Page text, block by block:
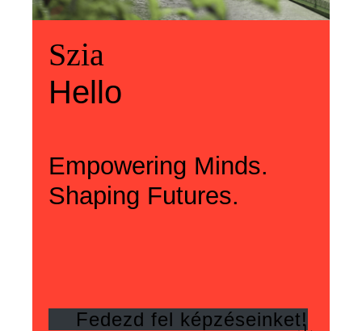
Üdvözlünk
Szia
Szia
Welcome
Hello
Empowering Minds.
Shaping Futures.
Fedezd fel képzéseinket!